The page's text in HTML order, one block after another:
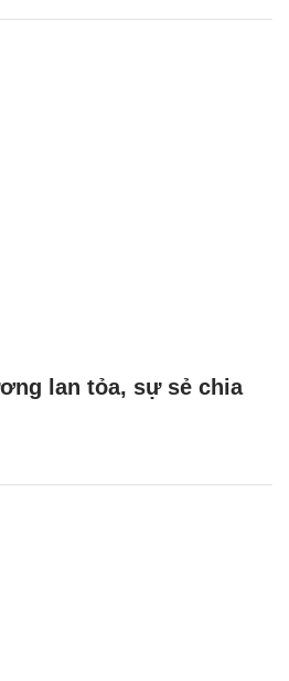
lan tỏa, sự sẻ chia